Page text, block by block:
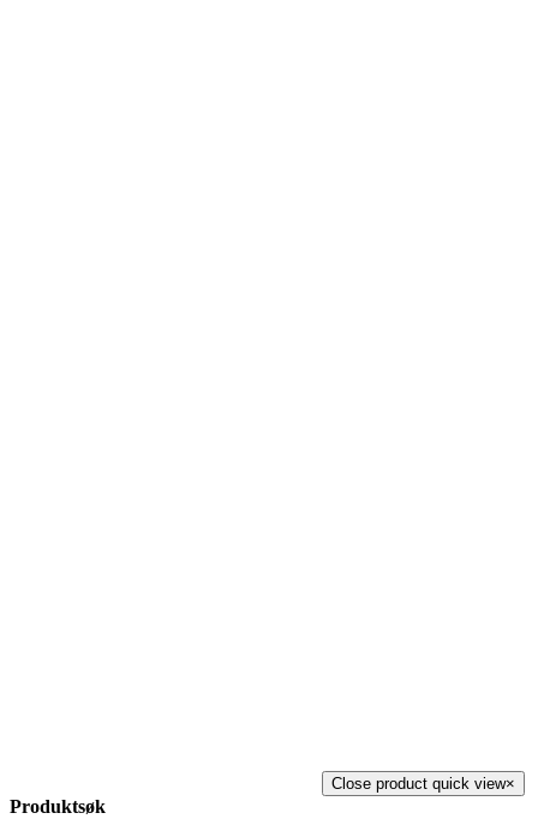
Produktsøk
Close product quick view×